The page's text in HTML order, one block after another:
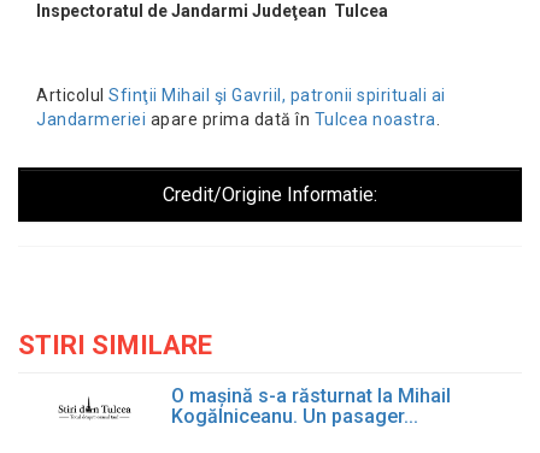
Inspectoratul de Jandarmi Judeţean Tulcea
Articolul Sfinţii Mihail şi Gavriil, patronii spirituali ai
Jandarmeriei apare prima dată în Tulcea noastra.
Credit/Origine Informatie:
STIRI SIMILARE
O mașină s-a răsturnat la Mihail
Kogălniceanu. Un pasager...